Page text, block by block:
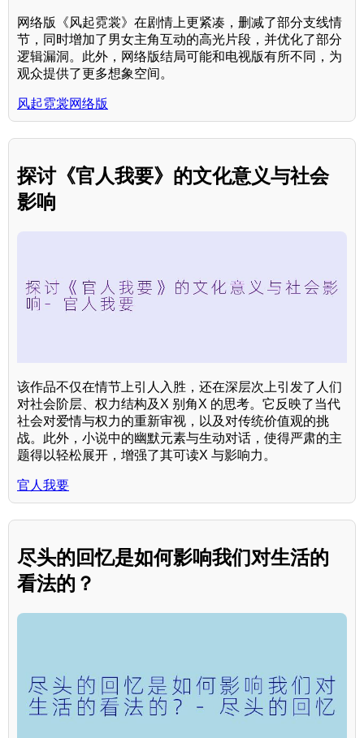
网络版《风起霓裳》在剧情上更紧凑，删减了部分支线情
节，同时增加了男女主角互动的高光片段，并优化了部分
逻辑漏洞。此外，网络版结局可能和电视版有所不同，为
观众提供了更多想象空间。
风起霓裳网络版
探讨《官人我要》的文化意义与社会
影响
该作品不仅在情节上引人入胜，还在深层次上引发了人们
对社会阶层、权力结构及X 别角X 的思考。它反映了当代
社会对爱情与权力的重新审视，以及对传统价值观的挑
战。此外，小说中的幽默元素与生动对话，使得严肃的主
题得以轻松展开，增强了其可读X 与影响力。
官人我要
尽头的回忆是如何影响我们对生活的
看法的？